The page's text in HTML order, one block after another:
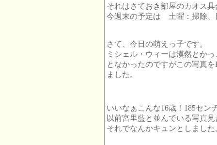
それはさておき部屋のカオス
今週末の予定は 土曜：掃除
さて、今日の萌えっ子です。
ミシェル・ウィーは漠然とか
となかったのですがこの写真
ました。
いいなぁこんな16歳！185セン
以前宮里藍と並んでいる写真
それでなんかキュンとしまし